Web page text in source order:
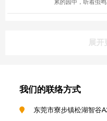
累的园中，听着虫
实，一切都是那美
展
我们的联络方式
东莞市寮步镇松湖智谷